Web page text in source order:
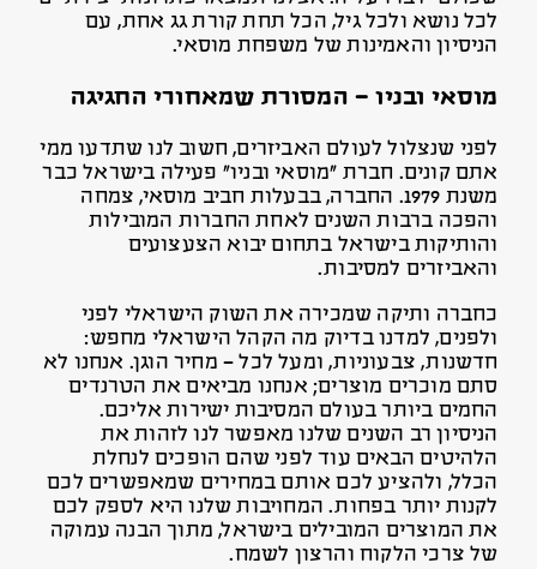
לכל נושא ולכל גיל, הכל תחת קורת גג אחת, עם
הניסיון והאמינות של משפחת מוסאי.
מוסאי ובניו – המסורת שמאחורי החגיגה
לפני שנצלול לעולם האביזרים, חשוב לנו שתדעו ממי
אתם קונים. חברת “מוסאי ובניו” פעילה בישראל כבר
משנת 1979. החברה, בבעלות חביב מוסאי, צמחה
והפכה ברבות השנים לאחת החברות המובילות
והותיקות בישראל בתחום יבוא הצעצועים
והאביזרים למסיבות.
כחברה ותיקה שמכירה את השוק הישראלי לפני
ולפנים, למדנו בדיוק מה הקהל הישראלי מחפש:
חדשנות, צבעוניות, ומעל לכל – מחיר הוגן. אנחנו לא
סתם מוכרים מוצרים; אנחנו מביאים את הטרנדים
החמים ביותר בעולם המסיבות ישירות אליכם.
הניסיון רב השנים שלנו מאפשר לנו לזהות את
הלהיטים הבאים עוד לפני שהם הופכים לנחלת
הכלל, ולהציע לכם אותם במחירים שמאפשרים לכם
לקנות יותר בפחות. המחויבות שלנו היא לספק לכם
את המוצרים המובילים בישראל, מתוך הבנה עמוקה
של צרכי הלקוח והרצון לשמח.